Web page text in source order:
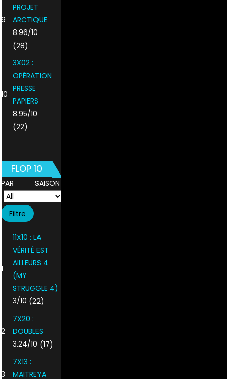
9
PROJET
ARCTIQUE
8.96/10
(28)
10
3X02 :
OPÉRATION
PRESSE
PAPIERS
8.95/10
(22)
FLOP 10
PAR SAISON
1
11X10 : LA
VÉRITÉ EST
AILLEURS 4
(MY
STRUGGLE 4)
3/10 (22)
2
7X20 :
DOUBLES
3.24/10 (17)
3
7X13 :
MAITREYA